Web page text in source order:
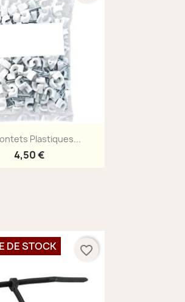
Aperçu rapide
Plastiques...
4,50 €
DE STOCK favorite_border